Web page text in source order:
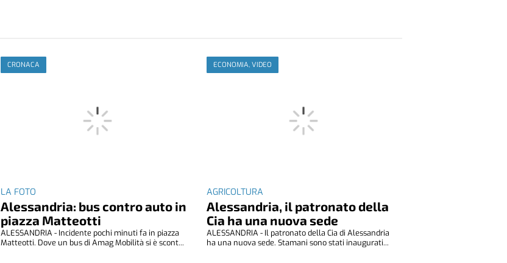
CRONACA
LA FOTO
Alessandria: bus contro auto in
piazza Matteotti
ALESSANDRIA - Incidente pochi minuti fa in piazza
Matteotti. Dove un bus di Amag Mobilità si è scont...
ECONOMIA, VIDEO
AGRICOLTURA
Alessandria, il patronato della
Cia ha una nuova sede
ALESSANDRIA - Il patronato della Cia di Alessandria
ha una nuova sede. Stamani sono stati inaugurati...